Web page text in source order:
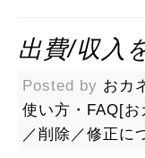
出費/収入
Posted by おカ
使い方・FAQ[
／削除／修正に